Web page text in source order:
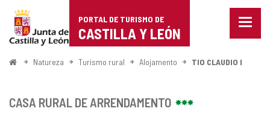
Portal
de
Turismo
Castilla
PORTAL DE TURISMO DE
CASTILLA Y LEÓN
Menu
ComeçoNatureza Turismo rural Alojamento TIO CLAUDIO I
CASA RURAL DE ARRENDAMENTO